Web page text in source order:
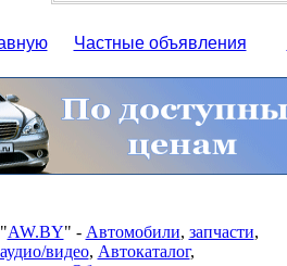
Частные объявления
AW.BY" - Автомобили, запчасти,
аудио/видео, Автокаталог,